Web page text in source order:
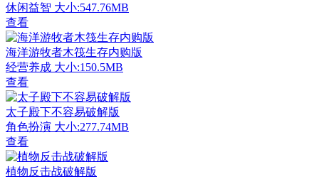
休闲益智 大小:547.76MB
查看
海洋游牧者木筏生存内购版
经营养成 大小:150.5MB
查看
太子殿下不容易破解版
角色扮演 大小:277.74MB
查看
植物反击战破解版